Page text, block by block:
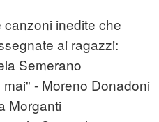
inedite che
ai ragazzi:
Semerano
- Moreno Donadoni
Morganti